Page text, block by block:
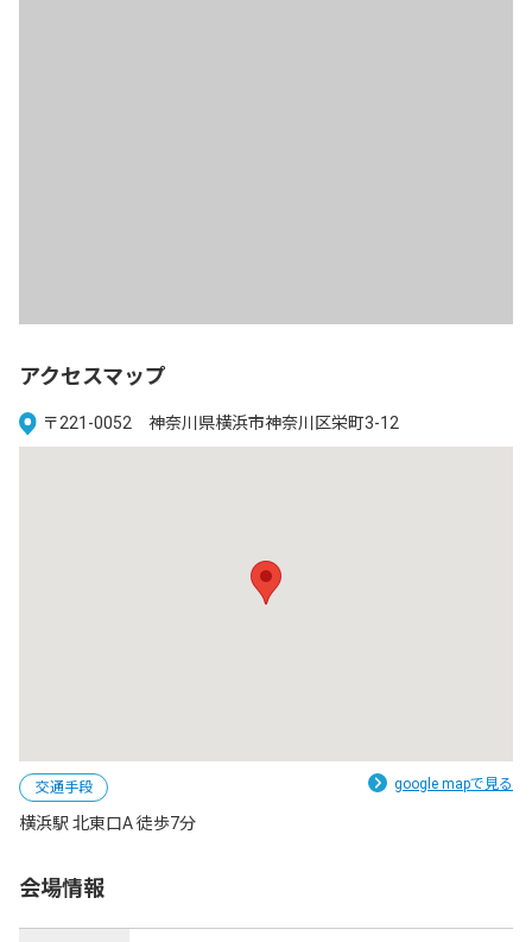
アクセスマップ
〒221-0052 神奈川県横浜市神奈川区栄町3-12
google mapで見る
交通手段
横浜駅 北東口A 徒歩7分
会場情報